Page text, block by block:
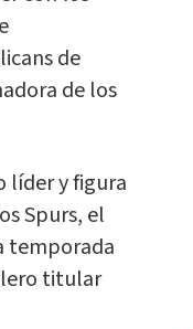
de
de los
líder y figura
Spurs, el
temporada
titular